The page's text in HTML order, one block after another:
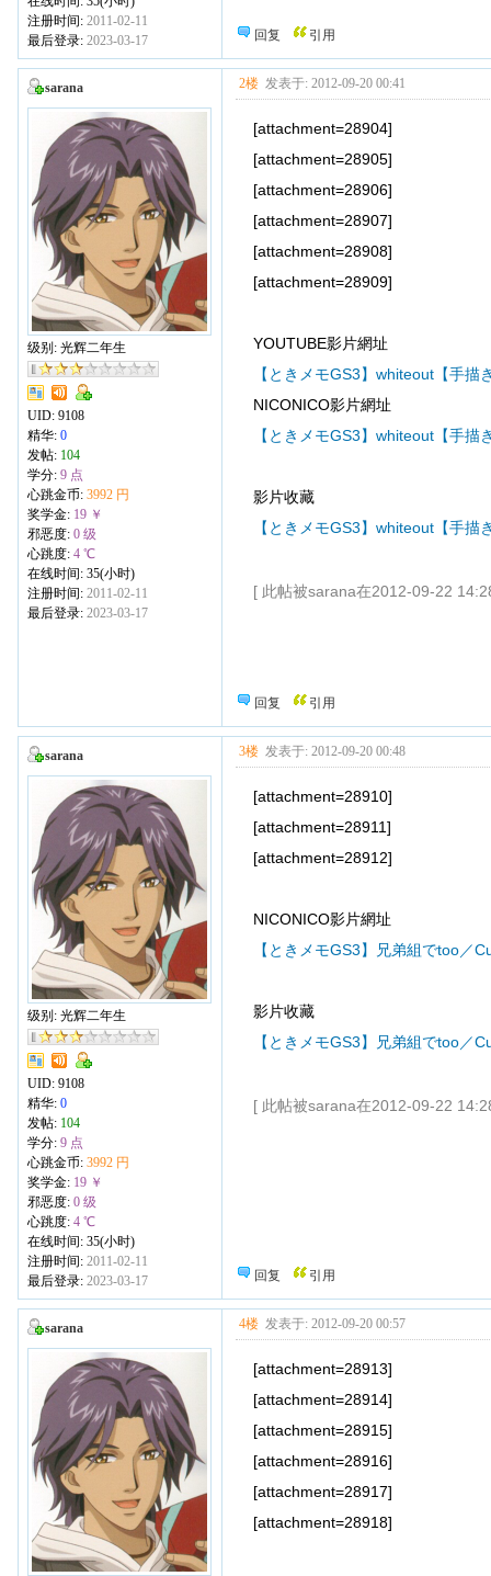
注册时间: 2011-02-11
最后登录: 2023-03-17 回复 引用
sarana
级别: 光辉二年生
UID: 9108
精华: 0
发帖: 104
学分: 9 点
心跳金币: 3992 円
奖学金: 19 ￥
邪恶度: 0 级
心跳度: 4 ℃
在线时间: 35(小时)
注册时间: 2011-02-11
最后登录: 2023-03-17
2楼 发表于: 2012-09-20 00:41
[attachment=28904]
[attachment=28905]
[attachment=28906]
[attachment=28907]
[attachment=28908]
[attachment=28909]
YOUTUBE影片網址
【ときメモGS3】whiteout【手描
NICONICO影片網址
【ときメモGS3】whiteout【手描
影片收藏
【ときメモGS3】whiteout【手描
[ 此帖被sarana在2012-09-22
回复 引用
sarana
级别: 光辉二年生
UID: 9108
精华: 0
发帖: 104
学分: 9 点
心跳金币: 3992 円
奖学金: 19 ￥
邪恶度: 0 级
心跳度: 4 ℃
在线时间: 35(小时)
注册时间: 2011-02-11
最后登录: 2023-03-17
3楼 发表于: 2012-09-20 00:48
[attachment=28910]
[attachment=28911]
[attachment=28912]
NICONICO影片網址
【ときメモGS3】兄弟組でtoo／
影片收藏
【ときメモGS3】兄弟組でtoo／
[ 此帖被sarana在2012-09-22
回复 引用
sarana 4楼 发表于: 2012-09-20 00:57
[attachment=28913]
[attachment=28914]
[attachment=28915]
[attachment=28916]
[attachment=28917]
[attachment=28918]